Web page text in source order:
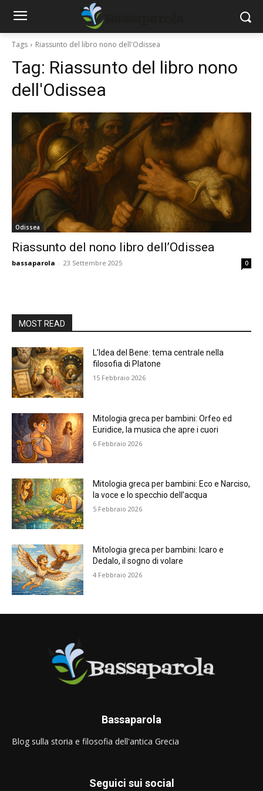
Tags Riassunto del libro nono dell'Odissea
Tag: Riassunto del libro nono
dell'Odissea
Odissea
Riassunto del nono libro dell’Odissea
bassaparola - 23 Settembre 2025 0
MOST READ
L’Idea del Bene: tema centrale nella
filosofia di Platone
15 Febbraio 2026
Mitologia greca per bambini: Orfeo ed
Euridice, la musica che apre i cuori
6 Febbraio 2026
Mitologia greca per bambini: Eco e Narciso,
la voce e lo specchio dell’acqua
5 Febbraio 2026
Mitologia greca per bambini: Icaro e
Dedalo, il sogno di volare
4 Febbraio 2026
Bassaparola
Blog sulla storia e filosofia dell'antica Grecia
Seguici sui social